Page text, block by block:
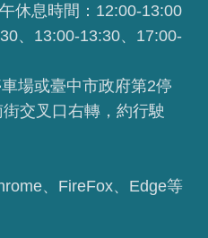
休息時間：12:00-13:00
、13:00-13:30、17:00-
場或臺中市政府第2停
交叉口右轉，約行駛
、FireFox、Edge等